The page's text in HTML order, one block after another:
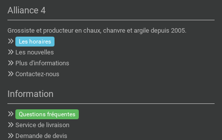
Alliance 4
Grossiste et producteur en chaux, chanvre et argile depuis 2005.
Les horaires
Les nouvelles
Plus d'informations
Contactez-nous
Information
Questions fréquentes
Service de livraison
Demande de devis